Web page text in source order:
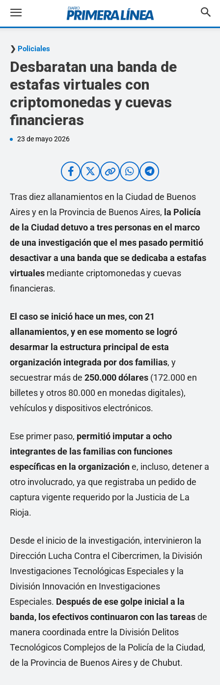
Policiales
Desbaratan una banda de
estafas virtuales con
criptomonedas y cuevas
financieras
23 de mayo 2026
Tras diez allanamientos en la Ciudad de Buenos
Aires y en la Provincia de Buenos Aires, la Policía
de la Ciudad detuvo a tres personas en el marco
de una investigación que el mes pasado permitió
desactivar a una banda que se dedicaba a estafas
virtuales mediante criptomonedas y cuevas
financieras.
El caso se inició hace un mes, con 21
allanamientos, y en ese momento se logró
desarmar la estructura principal de esta
organización integrada por dos familias, y
secuestrar más de 250.000 dólares (172.000 en
billetes y otros 80.000 en monedas digitales),
vehículos y dispositivos electrónicos.
Ese primer paso, permitió imputar a ocho
integrantes de las familias con funciones
específicas en la organizacióne, incluso, detener a
otro involucrado, ya que registraba un pedido de
captura vigente requerido por la Justicia de La
Rioja.
Desde el inicio de la investigación, intervinieron la
Dirección Lucha Contra el Cibercrimen, la División
Investigaciones Tecnológicas Especiales y la
División Innovación en Investigaciones
Especiales. Después de ese golpe inicial a la
banda, los efectivos continuaron con las tareasde
manera coordinada entre la División Delitos
Tecnológicos Complejos de la Policía de la Ciudad,
de la Provincia de Buenos Aires y de Chubut.